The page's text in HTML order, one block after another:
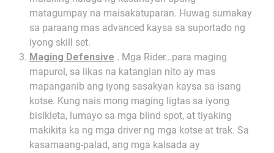
matagumpay na maisakatuparan. Huwag sumakay
sa paraang mas advanced kaysa sa suportado ng
iyong skill set.
Maging Defensive . Mga Rider…para maging
mapurol, sa likas na katangian nito ay mas
mapanganib ang iyong sasakyan kaysa sa isang
kotse. Kung nais mong maging ligtas sa iyong
bisikleta, lumayo sa mga blind spot, at tiyaking
makikita ka ng mga driver ng mga kotse at trak. Sa
kasamaang-palad, ang mga kalsada ay